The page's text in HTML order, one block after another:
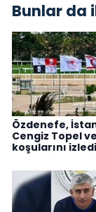
Bunlar da
Özdenefe,
Cengiz Topel
koşularını izledi